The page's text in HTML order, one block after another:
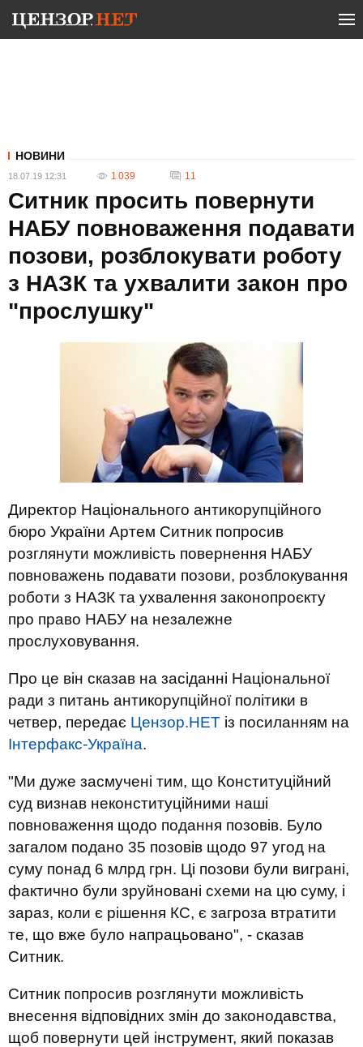
НОВИНИ
18.07.19 12:31 1 039 11
Ситник просить повернути
НАБУ повноваження подавати
позови, розблокувати роботу
з НАЗК та ухвалити закон про
"прослушку"
Директор Національного антикорупційного
бюро України Артем Ситник попросив
розглянути можливість повернення НАБУ
повноважень подавати позови, розблокування
роботи з НАЗК та ухвалення законопроєкту
про право НАБУ на незалежне
прослуховування.
Про це він сказав на засіданні Національної
ради з питань антикорупційної політики в
четвер, передає Цензор.НЕТ із посиланням на
Інтерфакс-Україна.
"Ми дуже засмучені тим, що Конституційний
суд визнав неконституційними наші
повноваження щодо подання позовів. Було
загалом подано 35 позовів щодо 97 угод на
суму понад 6 млрд грн. Ці позови були виграні,
фактично були зруйновані схеми на цю суму, і
зараз, коли є рішення КС, є загроза втратити
те, що вже було напрацьовано", - сказав
Ситник.
Ситник попросив розглянути можливість
внесення відповідних змін до законодавства,
щоб повернути цей інструмент, який показав